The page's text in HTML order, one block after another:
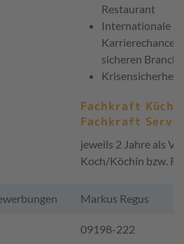
Restaurant
Internationale
sicheren Branche
Krisensicherheit
Fachkraft
Fachkraft
jeweils 2 Jahre als
Koch/Köchin bzw.
Markus Regus
09198-222